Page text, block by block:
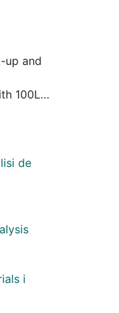
up and
100L
in
of
de
i